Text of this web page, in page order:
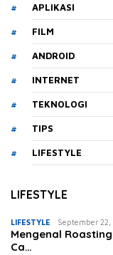
APLIKASI
FILM
ANDROID
INTERNET
TEKNOLOGI
TIPS
LIFESTYLE
LIFESTYLE
LIFESTYLE September 22,
Mengenal
Ca…